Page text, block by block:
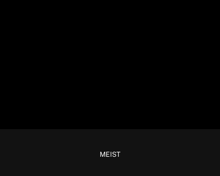
MEIST